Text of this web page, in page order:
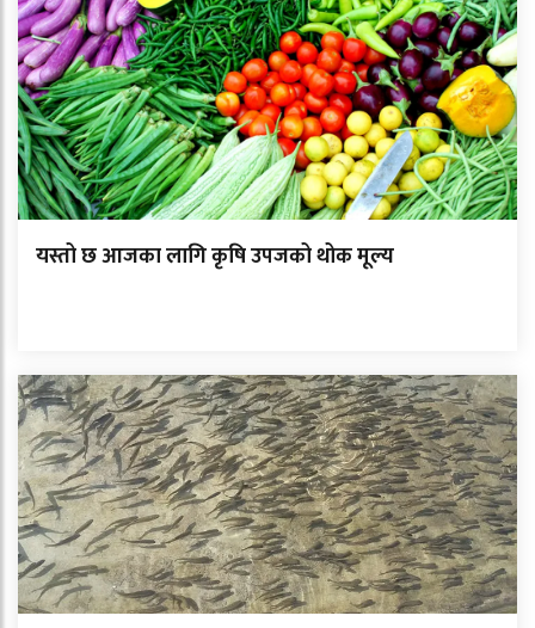
यस्तो छ आजका लागि कृषि उपजको थोक मूल्य